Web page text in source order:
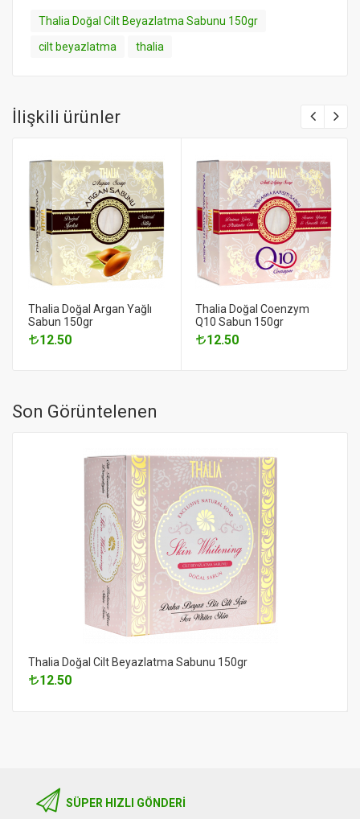
Thalia Doğal Cilt Beyazlatma Sabunu 150gr
cilt beyazlatma
thalia
İlişkili ürünler
Thalia Doğal Argan Yağlı
Sabun 150gr
12.50
Thalia Doğal Coenzym
Q10 Sabun 150gr
12.50
Son Görüntelenen
Thalia Doğal Cilt Beyazlatma Sabunu 150gr
12.50
SÜPER HIZLI GÖNDERI